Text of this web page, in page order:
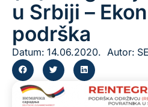
u Srbiji –
podrška
Datum: 14.06.2020. Autor: